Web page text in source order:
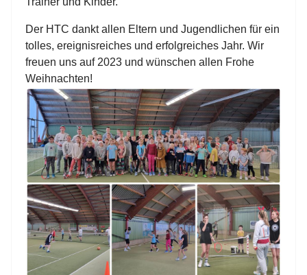
Der HTC dankt allen Eltern und Jugendlichen für ein
tolles, ereignisreiches und erfolgreiches Jahr. Wir
freuen uns auf 2023 und wünschen allen Frohe
Weihnachten!